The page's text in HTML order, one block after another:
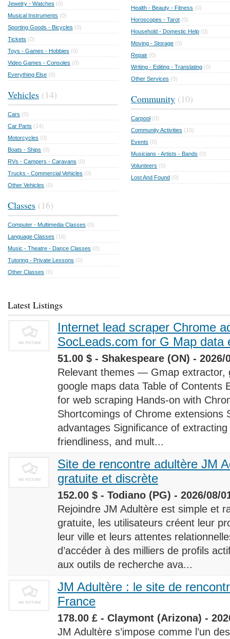
Jewelry - Watches (0)
Musical Instruments (0)
Sporting Goods - Bicycles (0)
Tickets (0)
Toys - Games - Hobbies (0)
Video Games - Consoles (0)
Everything Else (0)
Vehicles (14)
Cars (0)
Car Parts (14)
Motorcycles (0)
Boats - Ships (0)
RVs - Campers - Caravans (0)
Trucks - Commercial Vehicles (0)
Other Vehicles (0)
Classes (16)
Computer - Multimedia Classes (0)
Language Classes (16)
Music - Theatre - Dance Classes (0)
Tutoring - Private Lessons (0)
Other Classes (0)
Health - Beauty - Fitness (0)
Horoscopes - Tarot (0)
Household - Domestic Help (0)
Moving - Storage (0)
Repair (0)
Writing - Editing - Translating (0)
Other Services (0)
Community (10)
Carpool (0)
Community Activities (10)
Events (0)
Musicians - Artists - Bands (0)
Volunteers (0)
Lost And Found (0)
Latest Listings
Internet lead scraper Chrome
SocLeads.com for G Map data
51.00 $ - Shakespeare (ON) - 2026/
Relevant themes — Gmap extractor,
google maps data Table of Contents
for web scraping Hands-on with
Shortcomings of Chrome extensions
advantages Significance of
friendliness, and mult...
Site de rencontre adultère JM
gratuite et discrète
152.00 $ - Todiano (PG) - 2026/08/
Rejoindre JM Adultère est simple et
gratuite, les utilisateurs créent leur
leur ville et leurs attentes
d’accéder à des milliers de profils
aux outils de recherche ava...
JM Adultère : le site de
France
178.00 £ - Claymont (Arizona) -
JM Adultère s’impose comme l’un